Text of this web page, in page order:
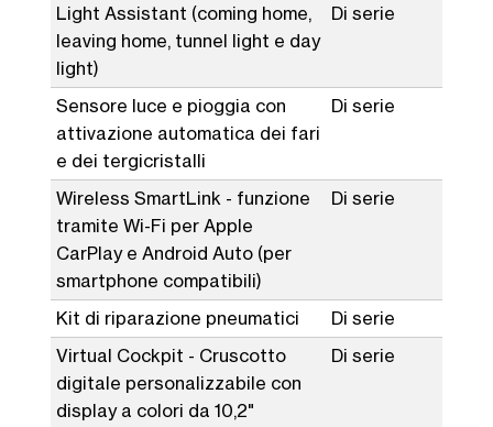
Light Assistant (coming home,
leaving home, tunnel light e day
light)
Di serie
Sensore luce e pioggia con
attivazione automatica dei fari
e dei tergicristalli
Di serie
Wireless SmartLink - funzione
tramite Wi-Fi per Apple
CarPlay e Android Auto (per
smartphone compatibili)
Di serie
Kit di riparazione pneumatici
Di serie
Virtual Cockpit - Cruscotto
digitale personalizzabile con
display a colori da 10,2"
Di serie